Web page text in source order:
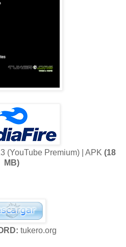
(YouTube Premium) | APK (18
MB)
tukero.org